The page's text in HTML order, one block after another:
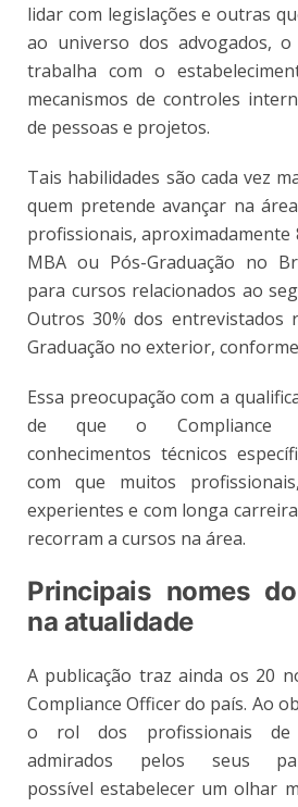
lidar com legislações e outras
ao universo dos advogados, o
trabalha com o
mecanismos de controles
de pessoas e projetos.
Tais habilidades são cada vez
quem pretende avançar na
profissionais, aproximadamente
MBA ou Pós-Graduação no
para cursos relacionados ao
Outros 30% dos entrevistados
Graduação no exterior,
Essa preocupação com a
de que o Compliance
conhecimentos técnicos
com que muitos
experientes e com longa
recorram a cursos na área.
Principais nomes
na atualidade
A publicação traz ainda os 20
Compliance Officer do país. Ao
o rol dos profissionais de
admirados pelos seus
possível estabelecer um olhar